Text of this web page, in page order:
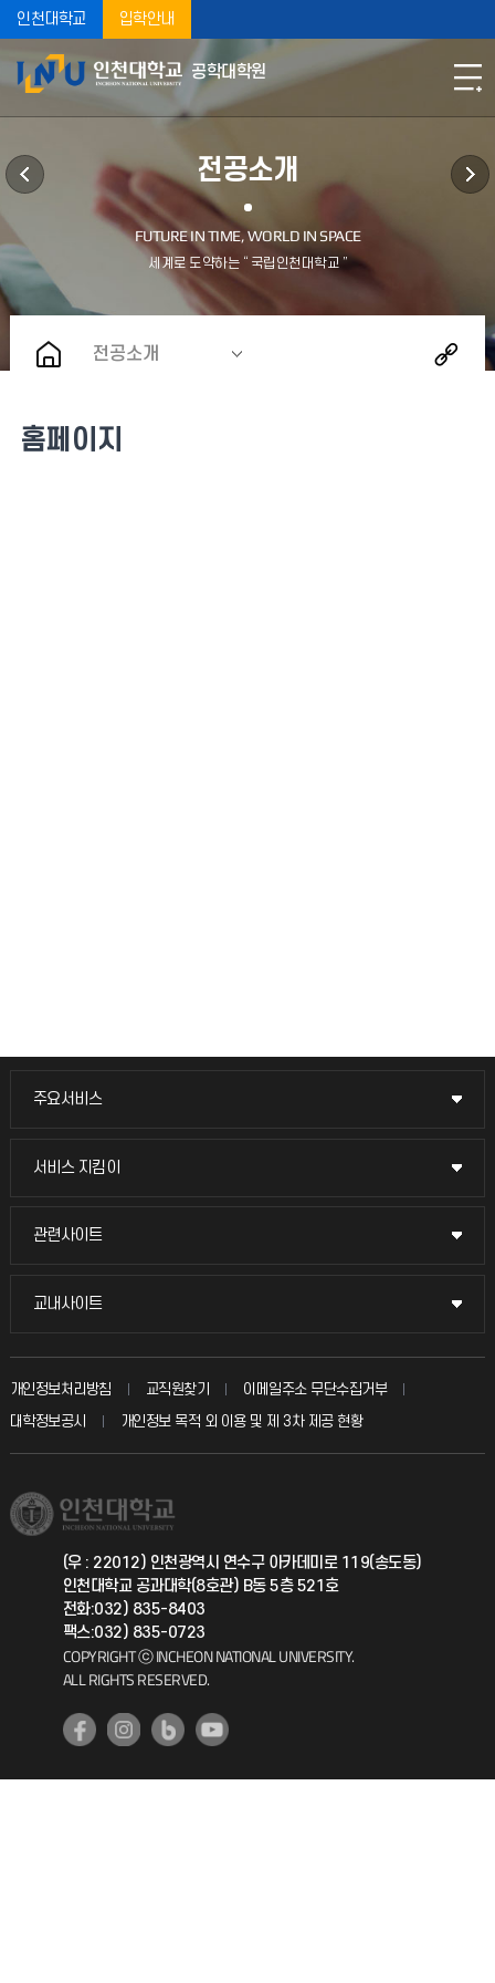
인천대학교 입학안내
공학대학원
전공소개
전공소개
홈페이지
주요서비스
주요서비스
교무회의방송
입학안내
취업정보(학생)
서비스 지킴이
서비스 지킴이
묻고 답하기
칭찬마당
학생서비스 지킴이
관련사이트
관련사이트
국방헬프콜
총동문회
교내사이트
교내사이트
교수회
교육혁신본부
국제지원과
공자아카데미
기초교육원
개인정보처리방침 교직원찾기
이메일주소 무단수집거부
대학정보공시
개인정보 목적 외 이용 및 제 3차 제공 현황
(우 : 22012) 인천광역시 연수구 아카데미로 119(송도동)
인천대학교 공과대학(8호관) B동 5층 521호
전화:032) 835-8403
팩스:032) 835-0723
COPYRIGHT ⓒ INCHEON NATIONAL UNIVERSITY.
ALL RIGHTS RESERVED.